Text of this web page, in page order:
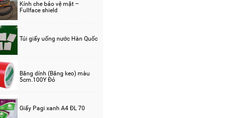
Kính che bảo vệ mặt –
Fullface shield
Túi giấy uống nước Hàn Quốc
Băng dính (Băng keo) màu
5cm.100Y Đỏ
Giấy Pagi xanh A4 ĐL 70